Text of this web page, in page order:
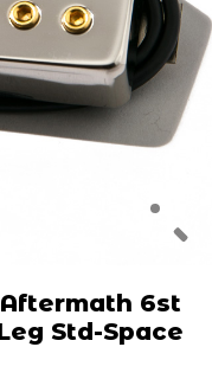
6st
Std-Space